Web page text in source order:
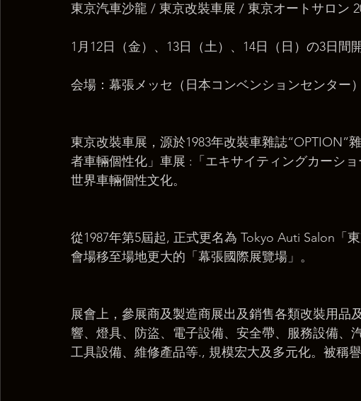
東京汽車沙龍 / 東京改裝車展 / 東京オートサロン
1月12日（金）、13日（土）、14日（日）の3日間
会場：幕張メッセ（日本コンベンションセンター）
東京改裝車展，源於1983年改裝車雜誌“OPTION”
者車輛個性化」車展 :「エキサイティングカーシ
世界車輛個性文化。
從1987年第5屆起, 正式更名為 Tokyo Auti Salon「
會場移至場地更大的「幕張國際展覽場」。
展會上，參展商及製造商展出及銷售各類改裝用品
響、燈具、防盜、電子設備、安全帶、服務設備、
工具設備、維修產品等., 規模宏大及多元化。被稱